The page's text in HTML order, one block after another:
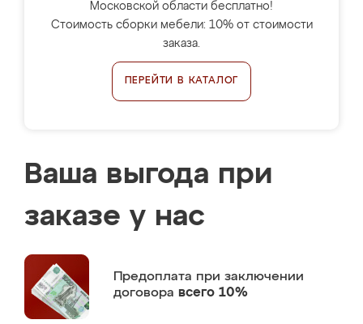
Московской области бесплатно!
Стоимость сборки мебели: 10% от стоимости
заказа.
ПЕРЕЙТИ В КАТАЛОГ
Ваша выгода при
заказе у нас
Предоплата при заключении
договора всего 10%